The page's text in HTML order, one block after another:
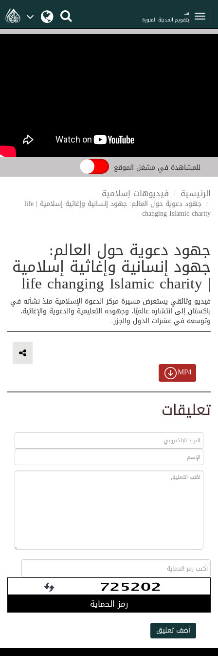
هـ
بتقويم المدينة المنورة
للمشاهدة في مشغل الموقع
الرئيسية فيديوهات إسلامية
جهود دعوية حول العالم: جهود إنسانية وإغاثية إسلامية | life
changing Islamic charity
جهود دعوية حول العالم:
جهود إنسانية وإغاثية إسلامية
| life changing Islamic charity
فيديو وثائقي يستعرض مسيرة مركز الدعوة الإسلامية منذ نشأته في
باكستان إلى انتشاره عالميًا، وجهوده التعليمية والدعوية والإغاثية،
وتوسعه في عشرات الدول والجزر..
MP4
تعليقات
رمز الحماية
أضف تعليق